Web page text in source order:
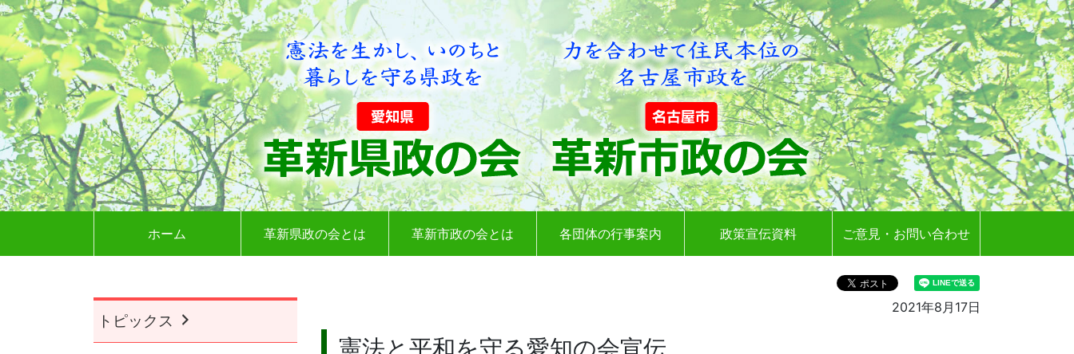
ホーム 革新県政の会とは 革新市政の会とは 各団体の行事案内 政策宣伝資料 ご意見・お問い合わせ
2021年8月17日
憲法と平和を守る愛知の会宣伝
トピックス